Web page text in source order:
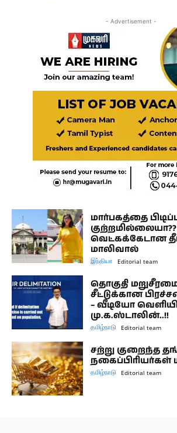
- Advertisement -
மார்பகத்தை
குற்றமில்லையா??
வெட்கக்கேடான
மாலிவால்
இந்தியா Editorial team
தொகுதி
சீட்டுக்கான
– வீடியோ
மு.க.ஸ்டாலின்..!!
தமிழ்நாடு Editorial team
சற்று குறைந்த
நகைப்பிரியர்கள்
தமிழ்நாடு Editorial team